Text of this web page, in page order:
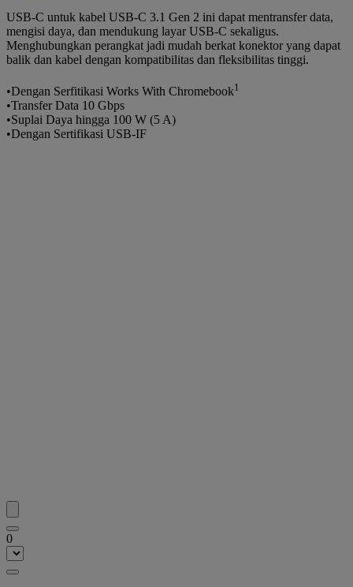
USB-C untuk kabel USB-C 3.1 Gen 2 ini dapat mentransfer data,
mengisi daya, dan mendukung layar USB-C sekaligus.
Menghubungkan perangkat jadi mudah berkat konektor yang dapat
balik dan kabel dengan kompatibilitas dan fleksibilitas tinggi.
•Dengan Serfitikasi Works With Chromebook1
•Transfer Data 10 Gbps
•Suplai Daya hingga 100 W (5 A)
•Dengan Sertifikasi USB-IF
0